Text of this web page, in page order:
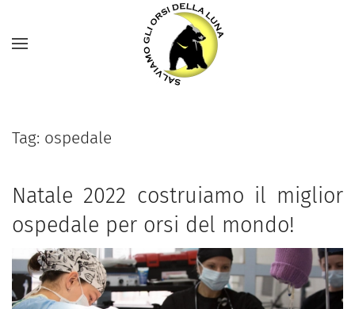
Tag: ospedale
Natale 2022 costruiamo il miglior
ospedale per orsi del mondo!